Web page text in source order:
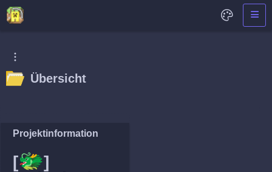
Übersicht
Projektinformation
[🐲]